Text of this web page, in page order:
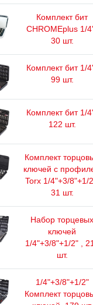
Комплект бит
CHROMEplus 1/
30 шт.
Комплект бит 1/
99 шт.
Комплект бит 1/
122 шт.
Комплект
ключей с
Torx 1/4"+3/8"+1/
31 шт.
Набор торцевых
ключей
1/4"+3/8"+1/2" ,
шт.
1/4"+3/8"+1/2"
Комплект